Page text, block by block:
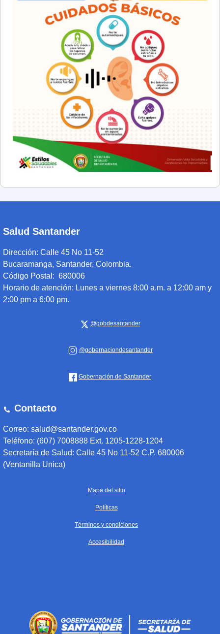
Salud Santander
Dirección: Calle 45 No 11-52
Bucaramanga, Santander, Colombia.
Código Postal: 680006
Horario de atención: Lunes a viernes 8:00 a.m. a 12:00 am y
2:00 pm a 6:00 pm.
@gobdesantander
@gobernaciondesantander
Gobernación de Santander
Contacto
Correo: salud@santander.gov.co
Teléfono: (607) 7008888 Ext. 1205-1228-1204
Secretaría de Salud: Calle 45 No 11-52 C.P. 680006
(Ventanilla Unica)
Mapa del sitio
Políticas
Términos y condiciones
Accesibilidad